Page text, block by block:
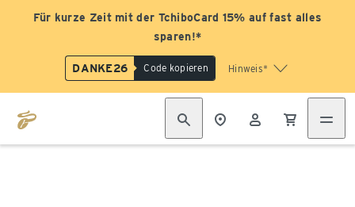
Für kurze Zeit mit der TchiboCard 15% auf fast alles
sparen!*
DANKE26 Code kopieren Hinweis*